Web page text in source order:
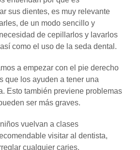
sus dientes, es muy relevante
de un modo sencillo y
de cepillarlos y lavarlos
como el uso de la seda dental.
a empezar con el pie derecho
que los ayuden a tener una
Esto también previene problemas
ser más graves.
vuelvan a clases
visitar al dentista,
cualquier caries.